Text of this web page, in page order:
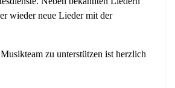
wieder neue Lieder mit der
zu unterstützen ist herzlich